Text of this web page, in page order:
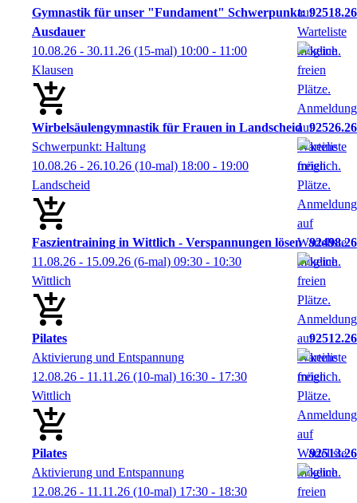
Gymnastik für unser "Fundament" Schwerpunkt:
Ausdauer
92518.26
10.08.26 - 30.11.26 (15-mal) 10:00 - 11:00
Klausen
Wirbelsäulengymnastik für Frauen in Landscheid 92526.26
Schwerpunkt: Haltung
10.08.26 - 26.10.26 (10-mal) 18:00 - 19:00
Landscheid
Faszientraining in Wittlich - Verspannungen lösen 92498.26
11.08.26 - 15.09.26 (6-mal) 09:30 - 10:30
Wittlich
Pilates
92512.26
Aktivierung und Entspannung
12.08.26 - 11.11.26 (10-mal) 16:30 - 17:30
Wittlich
Pilates
92513.26
Aktivierung und Entspannung
12.08.26 - 11.11.26 (10-mal) 17:30 - 18:30